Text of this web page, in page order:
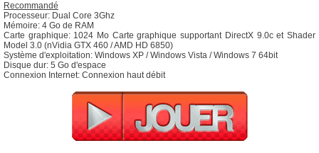
Recommandé
Processeur: Dual Core 3Ghz
Mémoire: 4 Go de RAM
Carte graphique: 1024 Mo Carte graphique supportant DirectX 9.0c et Shader
Model 3.0 (nVidia GTX 460 / AMD HD 6850)
Système d'exploitation: Windows XP / Windows Vista / Windows 7 64bit
Disque dur: 5 Go d'espace
Connexion Internet: Connexion haut débit